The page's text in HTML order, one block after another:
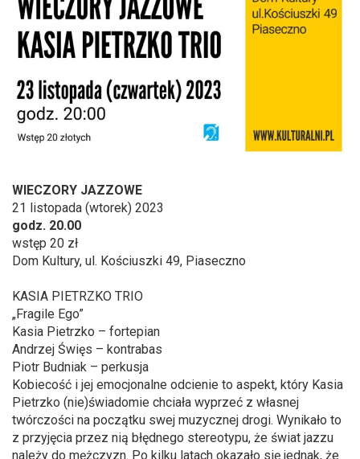
WIECZORY JAZZOWE
21 listopada (wtorek) 2023
godz. 20.00
wstęp 20 zł
Dom Kultury, ul. Kościuszki 49, Piaseczno
KASIA PIETRZKO TRIO
„Fragile Ego”
Kasia Pietrzko – fortepian
Andrzej Święs – kontrabas
Piotr Budniak – perkusja
Kobiecość i jej emocjonalne odcienie to aspekt, który Kasia
Pietrzko (nie)świadomie chciała wyprzeć z własnej
twórczości na początku swej muzycznej drogi. Wynikało to
z przyjęcia przez nią błędnego stereotypu, że świat jazzu
należy do mężczyzn. Po kilku latach okazało się jednak, że